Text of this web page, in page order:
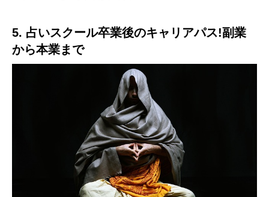
5. 占いスクール卒業後のキャリアパス!副業
から本業まで